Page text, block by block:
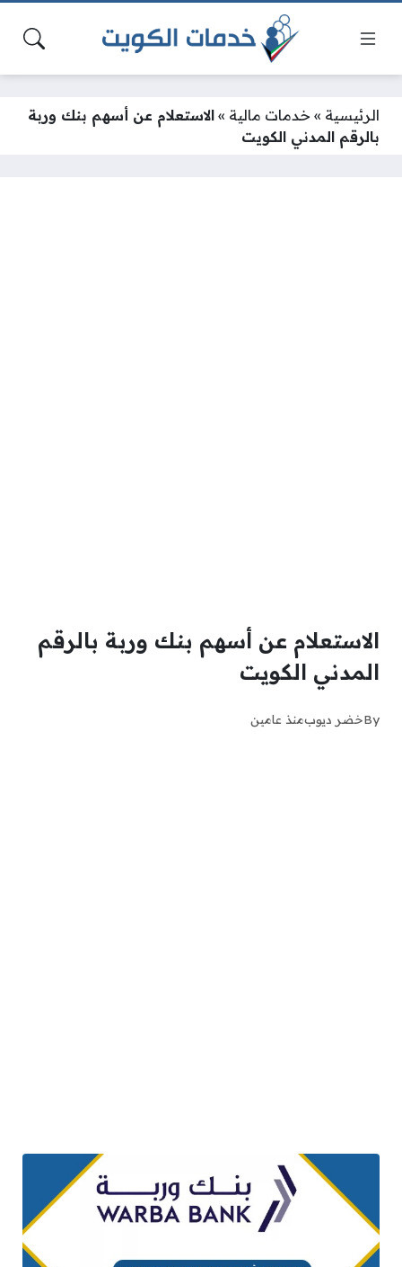
الرئيسية » خدمات مالية » الاستعلام عن أسهم بنك وربة
بالرقم المدني الكويت
الاستعلام عن أسهم بنك وربة بالرقم
المدني الكويت
Byخضر ديوبمنذ عامين